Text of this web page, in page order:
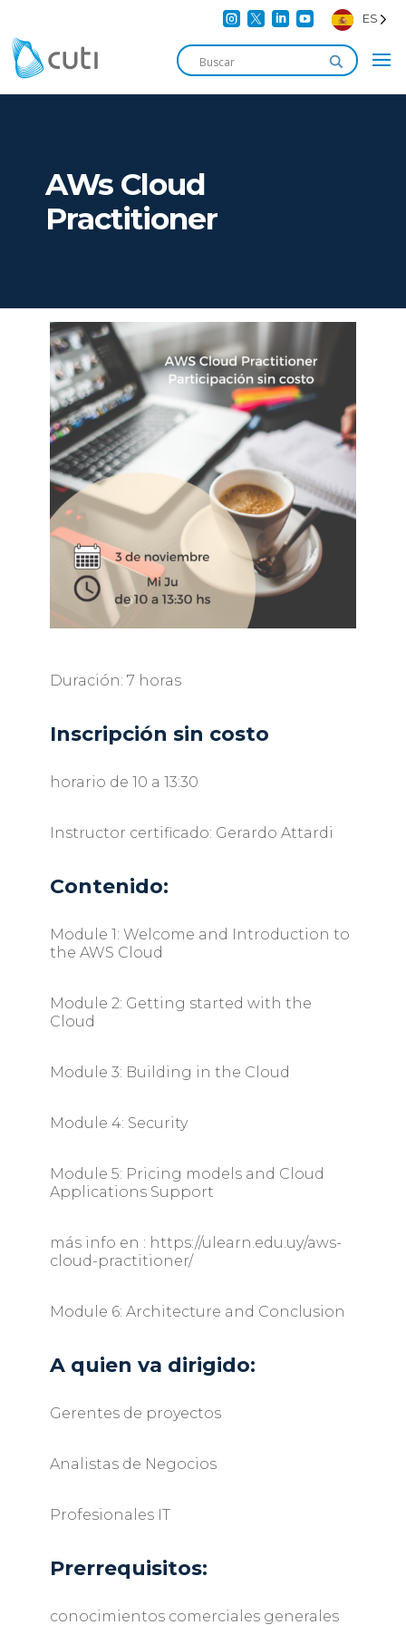
    ES
AWs Cloud
Practitioner
Duración: 7 horas
Inscripción sin costo
horario de 10 a 13:30
Instructor certificado: Gerardo Attardi
Contenido:
Module 1: Welcome and Introduction to
the AWS Cloud
Module 2: Getting started with the
Cloud
Module 3: Building in the Cloud
Module 4: Security
Module 5: Pricing models and Cloud
Applications Support
más info en : https://ulearn.edu.uy/aws-
cloud-practitioner/
Module 6: Architecture and Conclusion
A quien va dirigido:
Gerentes de proyectos
Analistas de Negocios
Profesionales IT
Prerrequisitos:
conocimientos comerciales generales